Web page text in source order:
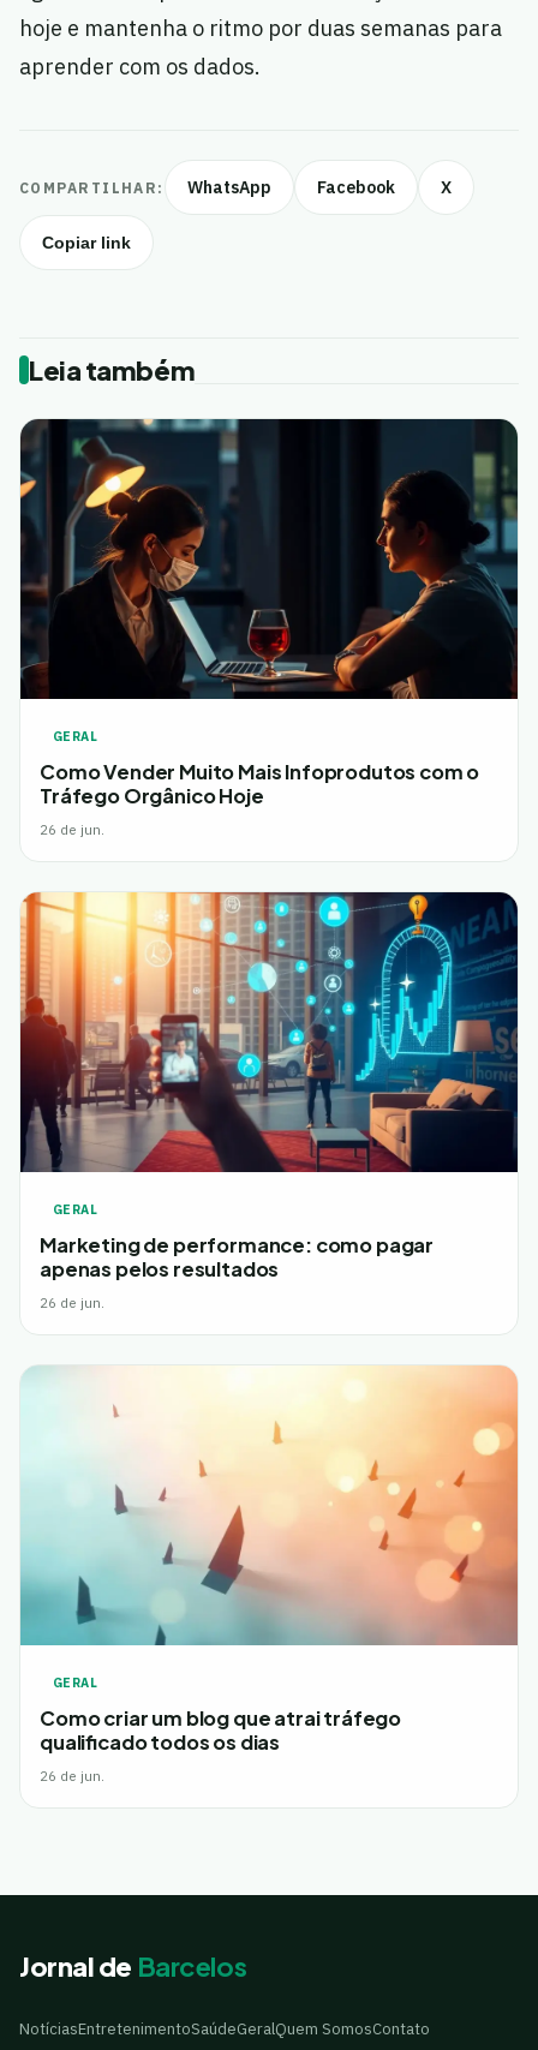
hoje e mantenha o ritmo por duas semanas para
aprender com os dados.
COMPARTILHAR: WhatsApp Facebook X
Copiar link
Leia também
GERAL
Como Vender Muito Mais Infoprodutos com o
Tráfego Orgânico Hoje
26 de jun.
GERAL
Marketing de performance: como pagar
apenas pelos resultados
26 de jun.
GERAL
Como criar um blog que atrai tráfego
qualificado todos os dias
26 de jun.
Jornal de Barcelos
NotíciasEntretenimentoSaúdeGeralQuem SomosContato